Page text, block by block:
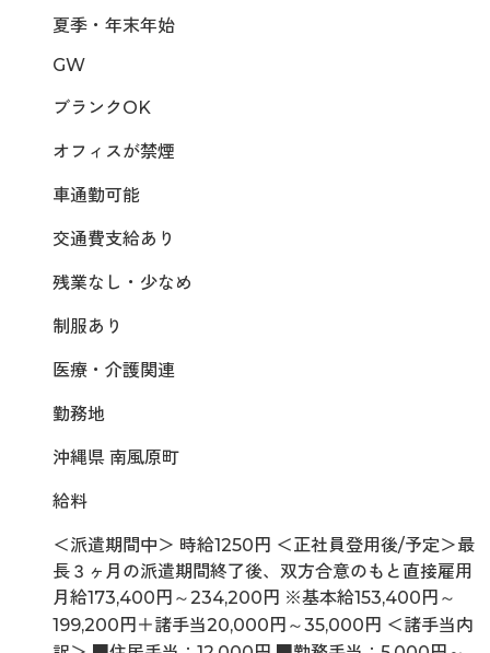
夏季・年末年始
GW
ブランクOK
オフィスが禁煙
車通勤可能
交通費支給あり
残業なし・少なめ
制服あり
医療・介護関連
勤務地
沖縄県 南風原町
給料
＜派遣期間中＞ 時給1250円 ＜正社員登用後/予定＞最
長３ヶ月の派遣期間終了後、双方合意のもと直接雇用
月給173,400円～234,200円 ※基本給153,400円～
199,200円＋諸手当20,000円～35,000円 ＜諸手当内